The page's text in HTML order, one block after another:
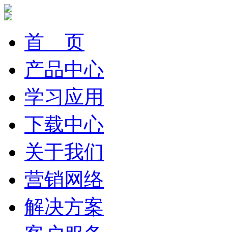
首 页
产品中心
学习应用
下载中心
关于我们
营销网络
解决方案